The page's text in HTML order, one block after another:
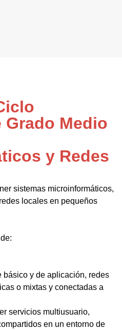
Grado Medio
y Redes
sistemas microinformáticos,
locales en pequeños
básico y de aplicación, redes
o mixtas y conectadas a
servicios multiusuario,
en un entorno de